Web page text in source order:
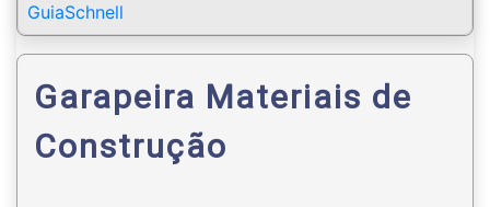
GuiaSchnell
Garapeira Materiais de
Construção